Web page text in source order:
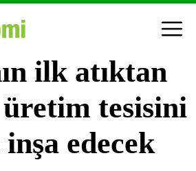
ilk atıktan
tesisini
edecek